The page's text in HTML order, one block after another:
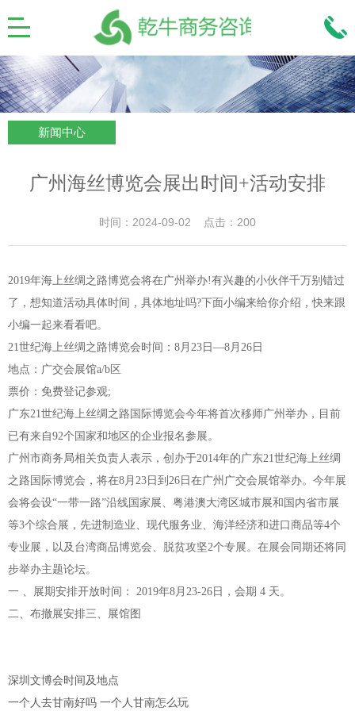
新闻中心
广州海丝博览会展出时间+活动安排
时间：2024-09-02 点击：200
2019年海上丝绸之路博览会将在广州举办!有兴趣的小伙伴千万别错过
了，想知道活动具体时间，具体地址吗?下面小编来给你介绍，快来跟
小编一起来看看吧。
21世纪海上丝绸之路博览会时间：8月23日—8月26日
地点：广交会展馆a/b区
票价：免费登记参观;
广东21世纪海上丝绸之路国际博览会今年将首次移师广州举办，目前
已有来自92个国家和地区的企业报名参展。
广州市商务局相关负责人表示，创办于2014年的广东21世纪海上丝绸
之路国际博览会，将在8月23日到26日在广州广交会展馆举办。今年展
会将会设“一带一路”沿线国家展、粤港澳大湾区城市展和国内省市展
等3个综合展，先进制造业、现代服务业、海洋经济和进口商品等4个
专业展，以及台湾商品博览会、脱贫攻坚2个专展。在展会同期还将同
步举办主题论坛。
一 、展期安排开放时间： 2019年8月23-26日，会期 4 天。
二、布撤展安排三、展馆图
深圳文博会时间及地点
一个人去甘南好吗 一个人甘南怎么玩